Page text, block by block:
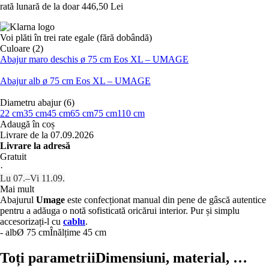
rată lunară de la doar 446,50 Lei
Voi plăti în trei rate egale (fără dobândă)
Culoare (2)
Abajur maro deschis ø 75 cm Eos XL – UMAGE
Abajur alb ø 75 cm Eos XL – UMAGE
Diametru abajur (6)
22 cm35 cm45 cm65 cm75 cm110 cm
Adaugă în coș
Livrare de la 07.09.2026
Livrare la adresă
Gratuit
·
Lu 07.–Vi 11.09.
Mai mult
Abajurul Umage este confecționat manual din pene de gâscă autentice
pentru a adăuga o notă sofisticată oricărui interior. Pur și simplu
accesorizați-l cu cablu.
- albØ 75 cmÎnălțime 45 cm
Toți parametriiDimensiuni, material, …